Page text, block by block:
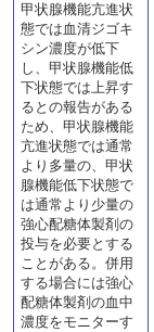
甲状腺機能亢進状
態では血清ジゴキ
シン濃度が低下
し、甲状腺機能低
下状態では上昇す
るとの報告がある
ため、甲状腺機能
亢進状態では通常
より多量の、甲状
腺機能低下状態で
は通常より少量の
強心配糖体製剤の
投与を必要とする
ことがある。併用
する場合には強心
配糖体製剤の血中
濃度をモニターす